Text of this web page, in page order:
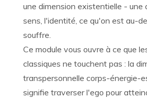
une dimension existentielle - une
sens, l'identité, ce qu'on est au-
souffre.
Ce module vous ouvre à ce que
classiques ne touchent pas : la
transpersonnelle corps-énergie-
signifie traverser l'ego pour